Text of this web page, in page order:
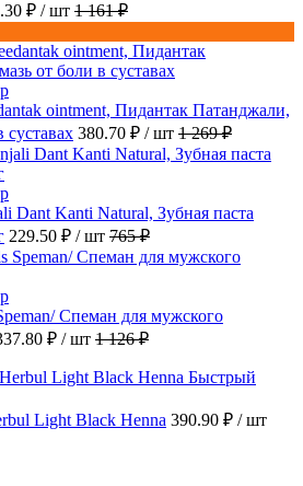
₽ / шт 1 161 ₽
ointment, Пидантак Патанджали,
суставах 380.70 ₽ / шт 1 269 ₽
Dant Kanti Natural, Зубная паста
229.50 ₽ / шт 765 ₽
Спеман для мужского
₽ / шт 1 126 ₽
Быстрый
Light Black Henna 390.90 ₽ / шт